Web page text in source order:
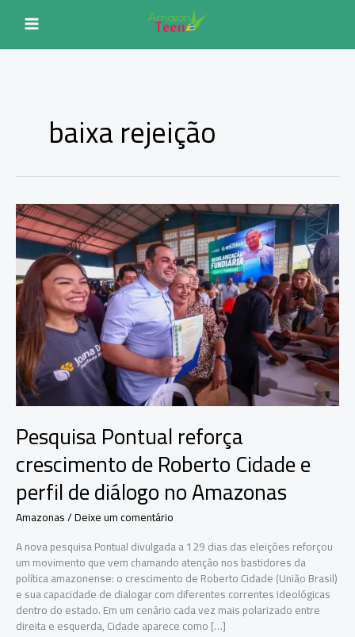
conteúdo
baixa rejeição
Pesquisa Pontual reforça
crescimento de Roberto Cidade e
perfil de diálogo no Amazonas
Amazonas/Deixe um comentário
A nova pesquisa Pontual divulgada a 129 dias das eleições reforçou
um movimento que vem chamando atenção nos bastidores da
política amazonense: o crescimento de Roberto Cidade (União Brasil)
e sua capacidade de dialogar com diferentes correntes ideológicas
dentro do estado. Em um cenário cada vez mais polarizado entre
direita e esquerda, Cidade aparece como […]